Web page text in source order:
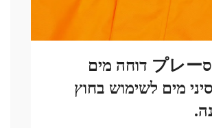
החל שוב סプレー דוחה מים
מים לשימוש בחוץ